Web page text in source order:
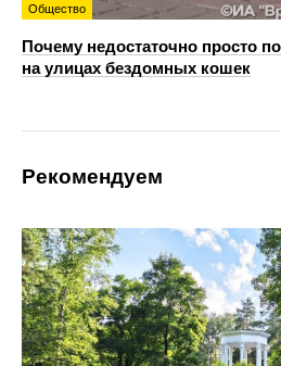
Общество
Почему недостаточно просто
на улицах бездомных кошек
Рекомендуем